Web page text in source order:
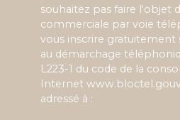
souhaitez pas faire l'objet
commerciale par voie
vous inscrire gratuitement
au démarchage
L223-1 du code de la
Internet
adressé à :